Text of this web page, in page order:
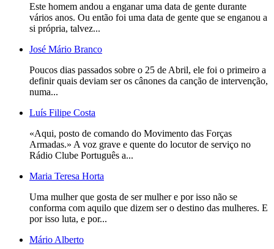
Este homem andou a enganar uma data de gente durante
vários anos. Ou então foi uma data de gente que se enganou a
si própria, talvez...
José Mário Branco
Poucos dias passados sobre o 25 de Abril, ele foi o primeiro a
definir quais deviam ser os cânones da canção de intervenção,
numa...
Luís Filipe Costa
«Aqui, posto de comando do Movimento das Forças
Armadas.» A voz grave e quente do locutor de serviço no
Rádio Clube Português a...
Maria Teresa Horta
Uma mulher que gosta de ser mulher e por isso não se
conforma com aquilo que dizem ser o destino das mulheres. E
por isso luta, e por...
Mário Alberto